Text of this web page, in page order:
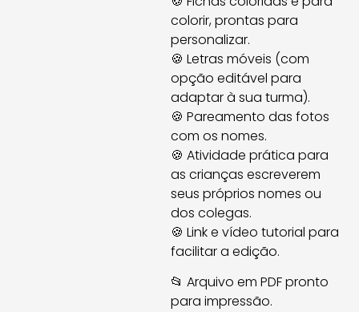
colorir, prontas para
personalizar.
🍪 Letras móveis (com
opção editável para
adaptar à sua turma).
🍪 Pareamento das fotos
com os nomes.
🍪 Atividade prática para
as crianças escreverem
seus próprios nomes ou
dos colegas.
🍪 Link e vídeo tutorial para
facilitar a edição.
📂 Arquivo em PDF pronto
para impressão.